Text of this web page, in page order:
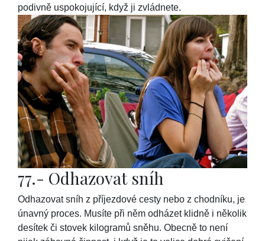
podivně uspokojující, když ji zvládnete.
77.- Odhazovat sníh
Odhazovat sníh z příjezdové cesty nebo z chodníku, je
únavný proces. Musíte při něm odházet klidně i několik
desítek či stovek kilogramů sněhu. Obecně to není